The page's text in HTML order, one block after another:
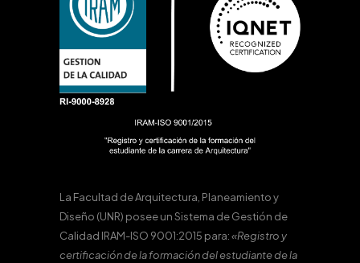
La Facultad de Arquitectura, Planeamiento y
Diseño (UNR) posee un Sistema de Gestión de
Calidad IRAM-ISO 9001:2015 para:«Registro y
certificación de la formación del estudiante de la